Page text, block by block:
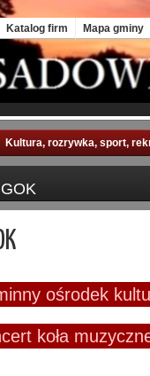
Katalog firm Mapa gminy
Kultura, rozrywka, sport,
ośrodek
koła